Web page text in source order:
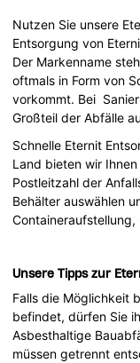
Nutzen Sie unsere
Entsorgung von
Der Markenname
oftmals in Form von
vorkommt. Bei
Großteil der Abfälle
Schnelle Eternit
Land bieten wir
Postleitzahl der
Behälter auswählen
Unsere Tipps zur
Falls die Möglichkeit
befindet, dürfen Sie
Asbesthaltige
müssen getrennt